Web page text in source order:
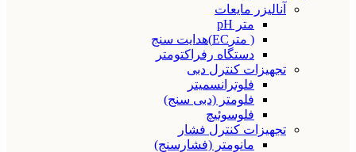
آنالیزر مایعات
متر pH
( مترEC)هدایت سنج
دستگاه رفراکتومتر
تجهیزات کنترل دبی
فلوترانسمیتر
فلومتر (دبی سنج)
فلوسوئیچ
تجهیزات کنترل فشار
مانومتر (فشارسنج)